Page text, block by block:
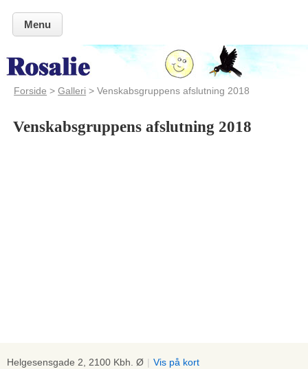
Menu
Forside >Galleri > Venskabsgruppens afslutning 2018
Venskabsgruppens afslutning 2018
Helgesensgade 2, 2100 Kbh. Ø | Vis på kort